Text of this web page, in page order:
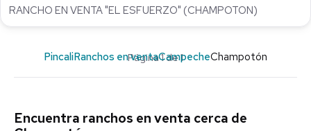
RANCHO EN VENTA "EL ESFUERZO" (CHAMPOTON)
Página 1 de 1
PincaliRanchos en ventaCampecheChampotón
Encuentra ranchos en venta cerca de